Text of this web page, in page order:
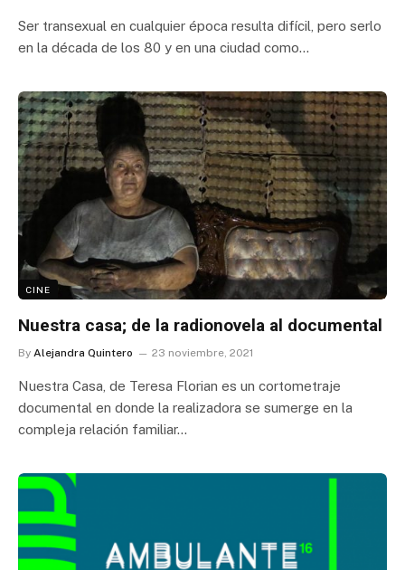
Ser transexual en cualquier época resulta difícil, pero serlo
en la década de los 80 y en una ciudad como…
CINE
Nuestra casa; de la radionovela al documental
By Alejandra Quintero 23 noviembre, 2021
Nuestra Casa, de Teresa Florian es un cortometraje
documental en donde la realizadora se sumerge en la
compleja relación familiar…